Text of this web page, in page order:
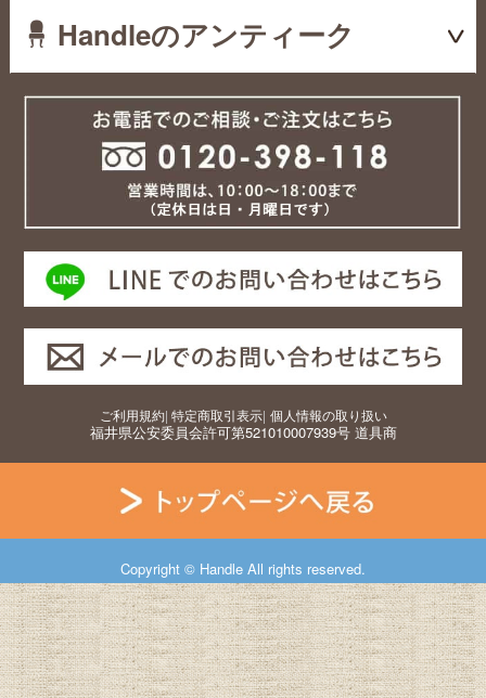
Handleのアンティーク
ご利用規約| 特定商取引表示| 個人情報の取り扱い
福井県公安委員会許可第521010007939号 道具商
Copyright © Handle All rights reserved.